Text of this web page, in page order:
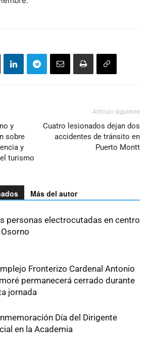
y
sobre
y
turismo
Artículo siguiente
Cuatro lesionados dejan dos
accidentes de tránsito en
Puerto Montt
Más del autor
personas electrocutadas en centro
Fronterizo Cardenal Antonio
permanecerá cerrado durante
jornada
Día del Dirigente
en la Academia